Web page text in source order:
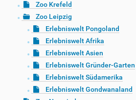
Zoo Krefeld
Zoo Leipzig
Erlebniswelt Pongoland
Erlebniswelt Afrika
Erlebniswelt Asien
Erlebniswelt Gründer-Garten
Erlebniswelt Südamerika
Erlebniswelt Gondwanaland